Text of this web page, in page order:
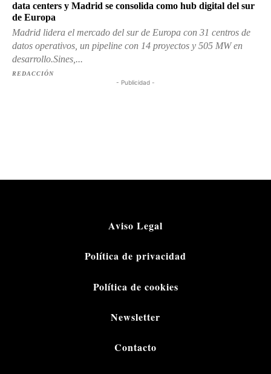
data centers y Madrid se consolida como hub digital del sur
de Europa
Madrid lidera el mercado del sur de Europa con 31 centros de
datos operativos, un pipeline con 14 proyectos y 505 MW en
desarrollo.Sines,...
REDACCIÓN
- Publicidad -
Aviso Legal
Política de privacidad
Política de cookies
Newsletter
Contacto